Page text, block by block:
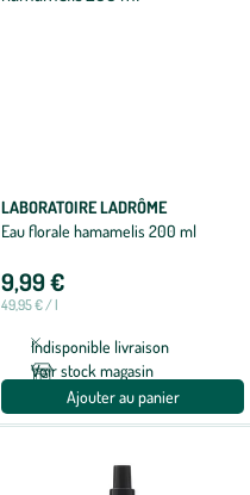
LABORATOIRE LADRÔME
Eau florale hamamelis 200 ml
9,99 €
49,95 € / l
Indisponible livraison
Voir stock magasin
Ajouter au panier